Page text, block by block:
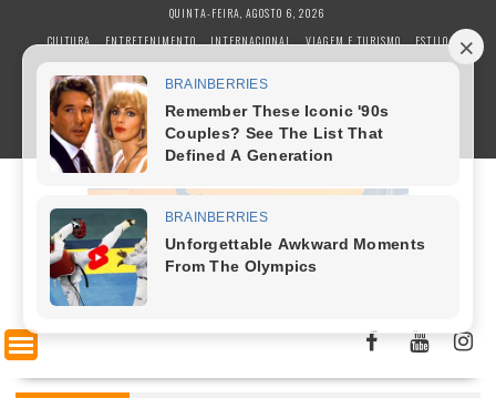
c
QUINTA-FEIRA, AGOSTO 6, 2026
CULTURA
ENTRETENIMENTO INTERNACIONAL VIAGEM E TURISMO
ESTILO
POLÍTICA
GASTRONOMIA
BUSINESS E NEGÓCIOS
TECNOLOGIA